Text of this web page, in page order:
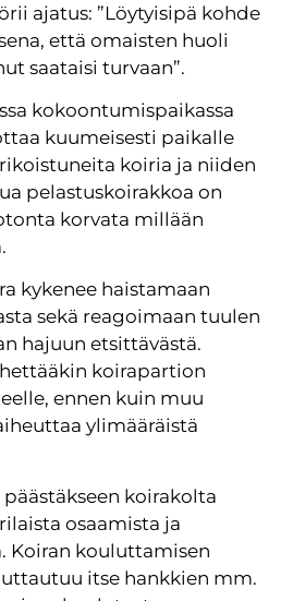
ajatus: ”Löytyisipä kohde
että omaisten huoli
saataisi turvaan”.
kokoontumispaikassa
kuumeisesti paikalle
koiria ja niiden
pelastuskoirakkoa on
korvata millään
kykenee haistamaan
sekä reagoimaan tuulen
hajuun etsittävästä.
koirapartion
ennen kuin muu
ylimääräistä
koirakolta
osaamista ja
Koiran kouluttamisen
itse hankkien mm.